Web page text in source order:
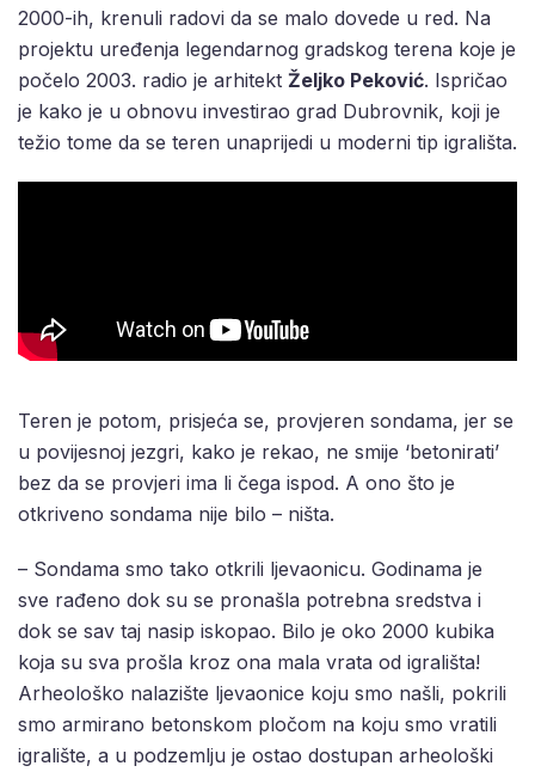
2000-ih, krenuli radovi da se malo dovede u red. Na
projektu uređenja legendarnog gradskog terena koje je
počelo 2003. radio je arhitekt Željko Peković. Ispričao
je kako je u obnovu investirao grad Dubrovnik, koji je
težio tome da se teren unaprijedi u moderni tip igrališta.
Teren je potom, prisjeća se, provjeren sondama, jer se
u povijesnoj jezgri, kako je rekao, ne smije ‘betonirati’
bez da se provjeri ima li čega ispod. A ono što je
otkriveno sondama nije bilo – ništa.
– Sondama smo tako otkrili ljevaonicu. Godinama je
sve rađeno dok su se pronašla potrebna sredstva i
dok se sav taj nasip iskopao. Bilo je oko 2000 kubika
koja su sva prošla kroz ona mala vrata od igrališta!
Arheološko nalazište ljevaonice koju smo našli, pokrili
smo armirano betonskom pločom na koju smo vratili
igralište, a u podzemlju je ostao dostupan arheološki